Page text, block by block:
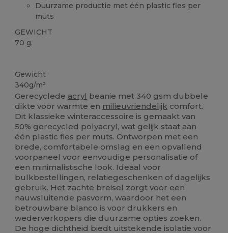
Duurzame productie met één plastic fles per
muts
GEWICHT
70 g.
Gewicht
340g/m²
Gerecyclede acryl beanie met 340 gsm dubbele
dikte voor warmte en milieuvriendelijk comfort.
Dit klassieke winteraccessoire is gemaakt van
50% gerecycled polyacryl, wat gelijk staat aan
één plastic fles per muts. Ontworpen met een
brede, comfortabele omslag en een opvallend
voorpaneel voor eenvoudige personalisatie of
een minimalistische look. Ideaal voor
bulkbestellingen, relatiegeschenken of dagelijks
gebruik. Het zachte breisel zorgt voor een
nauwsluitende pasvorm, waardoor het een
betrouwbare blanco is voor drukkers en
wederverkopers die duurzame opties zoeken.
De hoge dichtheid biedt uitstekende isolatie voor